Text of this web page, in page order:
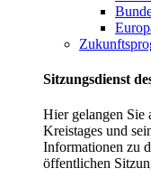
Sitzungsdienst
Hier gelangen Sie
Kreistages und
Informationen zu
öffentlichen